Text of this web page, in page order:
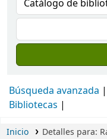
Búsqueda avanzada
Bibliotecas
Inicio Detalles para: